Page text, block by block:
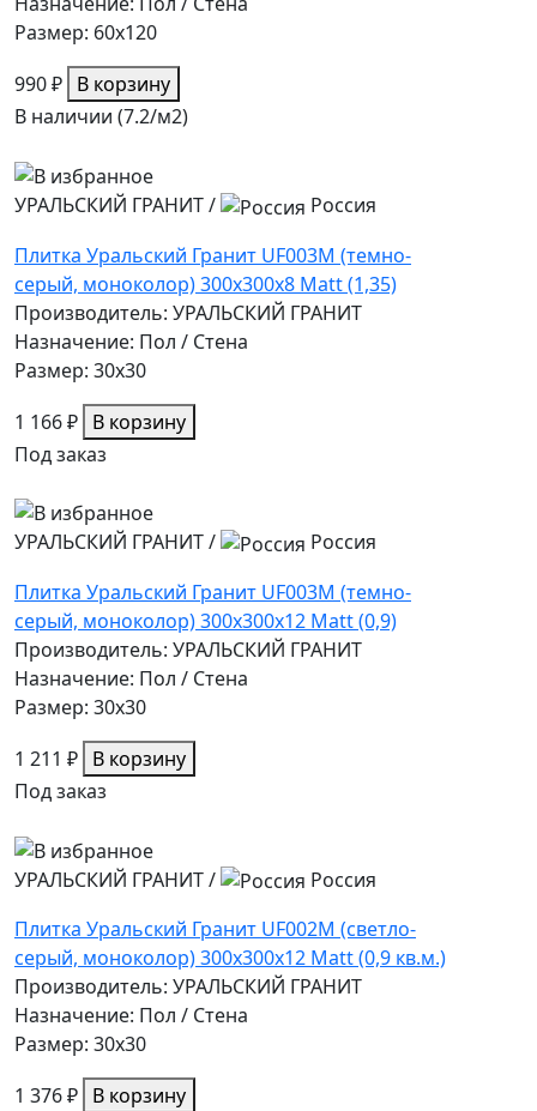
Размер: 60x120
990 ₽ В корзину
В наличии (7.2/м2)
УРАЛЬСКИЙ ГРАНИТ/
Россия
Плитка Уральский Гранит UF003M (темно-
серый, моноколор) 300х300х8 Matt (1,35)
Производитель: УРАЛЬСКИЙ ГРАНИТ
Назначение: Пол / Стена
Размер: 30x30
1 166 ₽ В корзину
Под заказ
УРАЛЬСКИЙ ГРАНИТ/
Россия
Плитка Уральский Гранит UF003M (темно-
серый, моноколор) 300х300х12 Matt (0,9)
Производитель: УРАЛЬСКИЙ ГРАНИТ
Назначение: Пол / Стена
Размер: 30x30
1 211 ₽ В корзину
Под заказ
УРАЛЬСКИЙ ГРАНИТ/
Россия
Плитка Уральский Гранит UF002M (светло-
серый, моноколор) 300х300х12 Matt (0,9 кв.м.)
Производитель: УРАЛЬСКИЙ ГРАНИТ
Назначение: Пол / Стена
Размер: 30x30
1 376 ₽ В корзину